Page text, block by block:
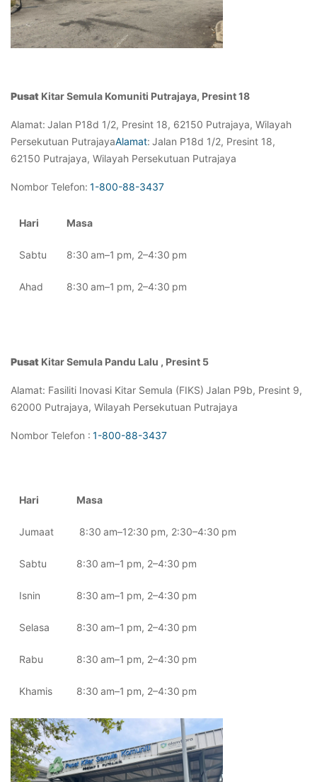
Pusat KitarSemula Komuniti Putrajaya, Presint18
Alamat: Jalan P18d 1/2, Presint 18, 62150 Putrajaya, Wilayah
Persekutuan PutrajayaAlamat: Jalan P18d 1/2, Presint 18,
62150 Putrajaya, Wilayah Persekutuan Putrajaya
Nombor Telefon: 1-800-88-3437
Hari Masa
Sabtu 8:30 am–1 pm, 2–4:30 pm
Ahad 8:30 am–1 pm, 2–4:30 pm
Pusat KitarSemula Pandu Lalu , Presint 5
Alamat: Fasiliti Inovasi Kitar Semula (FIKS) Jalan P9b, Presint 9,
62000 Putrajaya, Wilayah Persekutuan Putrajaya
Nombor Telefon : 1-800-88-3437
Hari Masa
Jumaat 8:30 am–12:30 pm, 2:30–4:30 pm
Sabtu 8:30 am–1 pm, 2–4:30 pm
Isnin 8:30 am–1 pm, 2–4:30 pm
Selasa 8:30 am–1 pm, 2–4:30 pm
Rabu 8:30 am–1 pm, 2–4:30 pm
Khamis 8:30 am–1 pm, 2–4:30 pm